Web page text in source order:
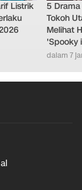
Listrik
5
Tokoh
Melihat
'Spooky
dalam 7